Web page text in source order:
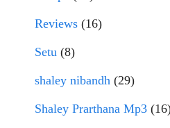
Reviews (16)
Setu (8)
shaley nibandh (29)
Shaley Prarthana Mp3